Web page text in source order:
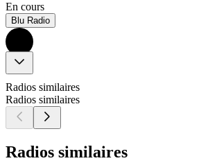
En cours
Blu Radio
Radios similaires
Radios similaires
Radios similaires